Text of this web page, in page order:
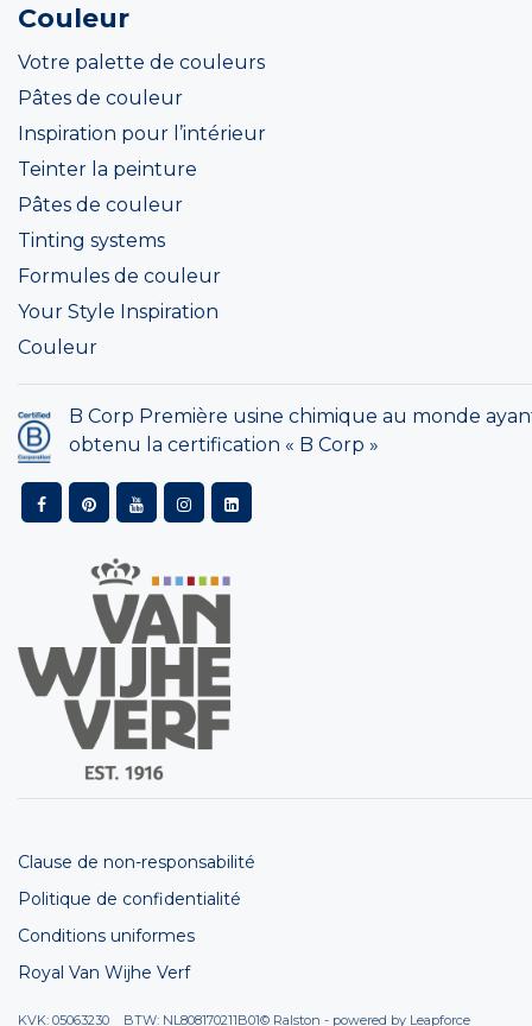
Couleur
Votre palette de couleurs
Pâtes de couleur
Inspiration pour l’intérieur
Teinter la peinture
Pâtes de couleur
Tinting systems
Formules de couleur
Your Style Inspiration
Couleur
B Corp Première usine chimique au monde
obtenu la certification « B Corp »
Clause de non-responsabilité
Politique de confidentialité
Conditions uniformes
Royal Van Wijhe Verf
KVK: 05063230 BTW: NL808170211B01© Ralston - powered by Leapforce